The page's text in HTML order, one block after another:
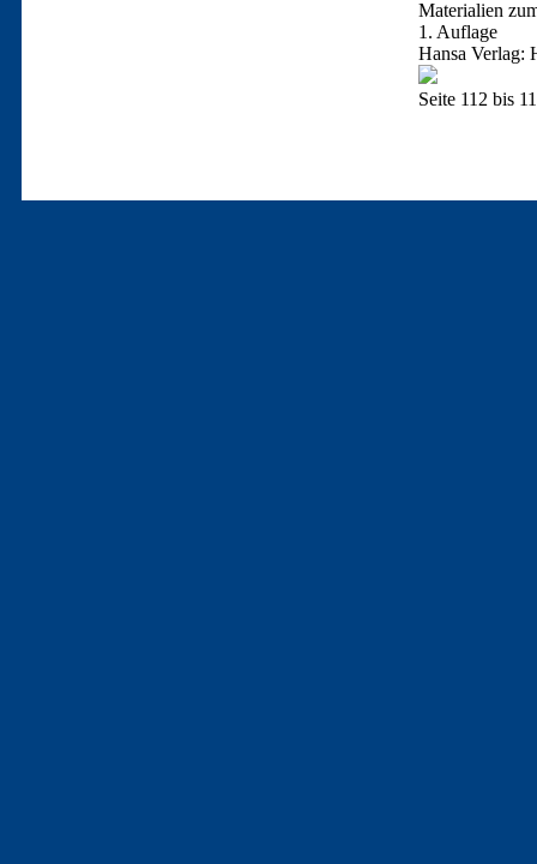
Materialien
1. Auflage
Hansa Verlag:
Seite 112 bis